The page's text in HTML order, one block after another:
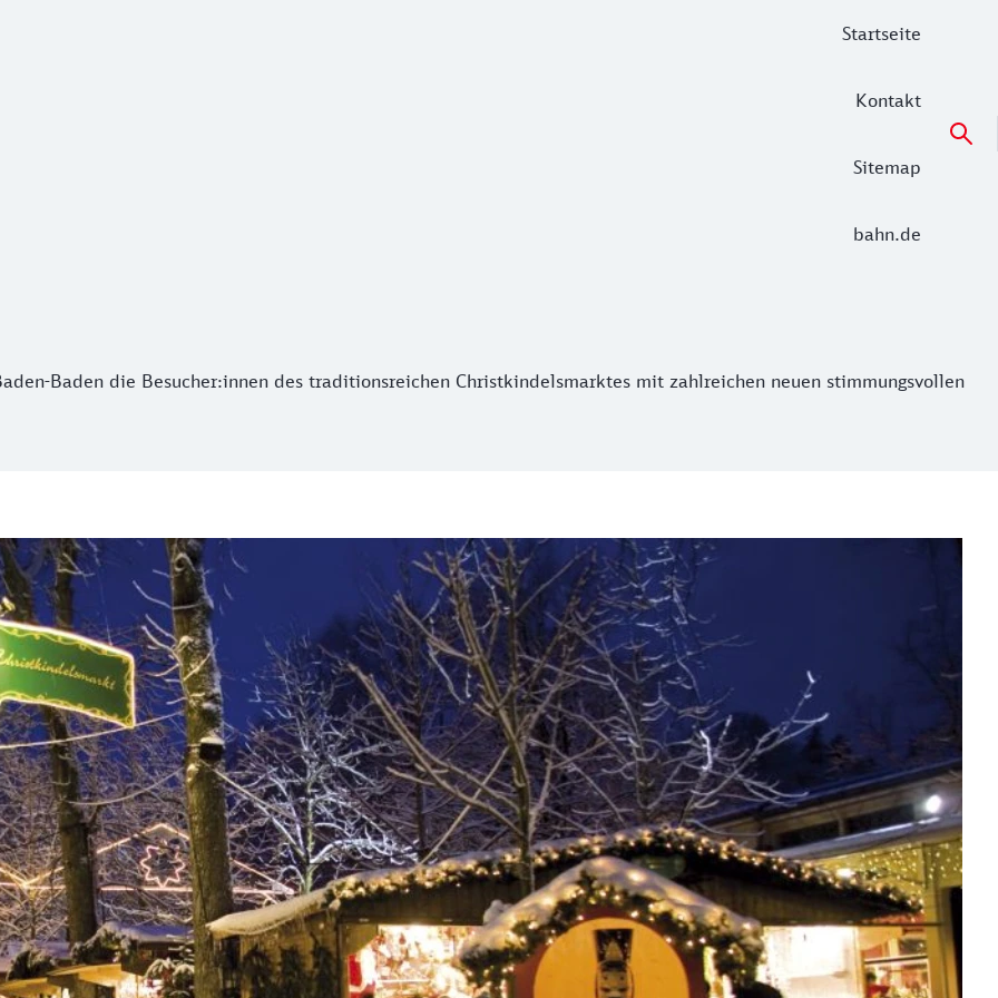
Startseite
Kontakt
Sitemap
bahn.de
Baden die Besucher:innen des traditionsreichen Christkindelsmarktes mit zahlreichen neuen stimmungsvollen